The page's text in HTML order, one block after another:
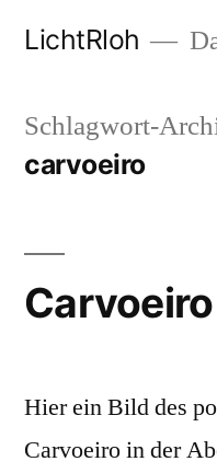
LichtRloh
Schlagwort-
carvoeiro
Carvoeiro
Hier ein Bild des
Carvoeiro in der